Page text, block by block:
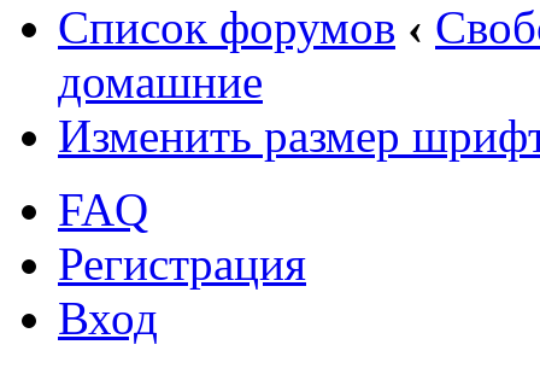
Список форумов ‹
домашние
Изменить размер
FAQ
Регистрация
Вход